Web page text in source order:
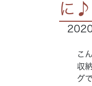
に♪
こ
収
グ